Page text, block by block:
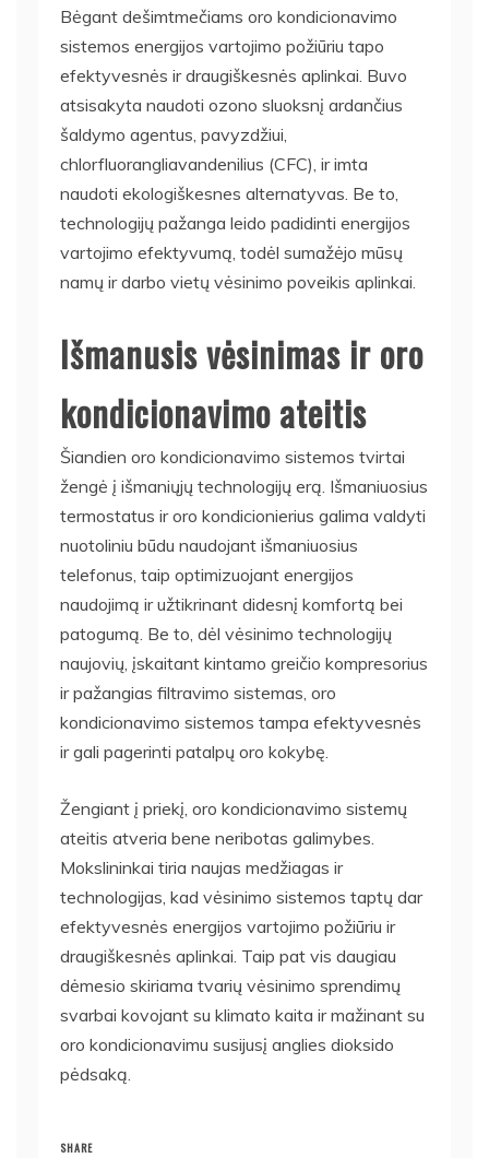
Bėgant dešimtmečiams oro kondicionavimo
sistemos energijos vartojimo požiūriu tapo
efektyvesnės ir draugiškesnės aplinkai. Buvo
atsisakyta naudoti ozono sluoksnį ardančius
šaldymo agentus, pavyzdžiui,
chlorfluorangliavandenilius (CFC), ir imta
naudoti ekologiškesnes alternatyvas. Be to,
technologijų pažanga leido padidinti energijos
vartojimo efektyvumą, todėl sumažėjo mūsų
namų ir darbo vietų vėsinimo poveikis aplinkai.
Išmanusis vėsinimas ir oro
kondicionavimo ateitis
Šiandien oro kondicionavimo sistemos tvirtai
žengė į išmaniųjų technologijų erą. Išmaniuosius
termostatus ir oro kondicionierius galima valdyti
nuotoliniu būdu naudojant išmaniuosius
telefonus, taip optimizuojant energijos
naudojimą ir užtikrinant didesnį komfortą bei
patogumą. Be to, dėl vėsinimo technologijų
naujovių, įskaitant kintamo greičio kompresorius
ir pažangias filtravimo sistemas, oro
kondicionavimo sistemos tampa efektyvesnės
ir gali pagerinti patalpų oro kokybę.
Žengiant į priekį, oro kondicionavimo sistemų
ateitis atveria bene neribotas galimybes.
Mokslininkai tiria naujas medžiagas ir
technologijas, kad vėsinimo sistemos taptų dar
efektyvesnės energijos vartojimo požiūriu ir
draugiškesnės aplinkai. Taip pat vis daugiau
dėmesio skiriama tvarių vėsinimo sprendimų
svarbai kovojant su klimato kaita ir mažinant su
oro kondicionavimu susijusį anglies dioksido
pėdsaką.
SHARE